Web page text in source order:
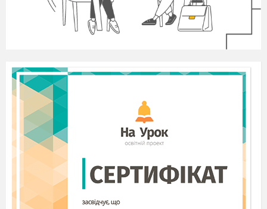
Учні з допомогою вчителя записують імена
українських учених – істориків та з’ясовують,
1. Що означає слово «історія»? (СЛАЙД 7)
2. Що вивчає історична наука?
3. Кого з відомих істориків України ви можете
назвати? Що ви про них знаєте?
Завершіть речення і запишіть їх у зошиті.
(СЛАЙД 8)
«Історія як предмет вивчає…»
«Істориками називають..»
«Я вважаю, що професія історика важлива